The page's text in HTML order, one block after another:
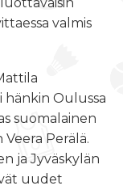
valmis
hänkin Oulussa
suomalainen
Perälä.
ja Jyväskylän
uudet